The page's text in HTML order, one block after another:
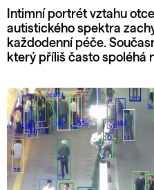
Intimní portrét vztahu
autistického spektra
každodenní péče.
který příliš často spoléhá